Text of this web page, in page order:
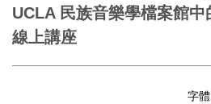
UCLA 民族音樂學檔案館中
線上講座
字